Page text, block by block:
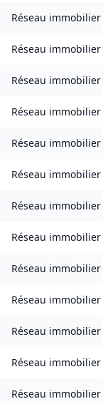
Réseau immobilier
Réseau immobilier
Réseau immobilier
Réseau immobilier
Réseau immobilier
Réseau immobilier
Réseau immobilier
Réseau immobilier
Réseau immobilier
Réseau immobilier
Réseau immobilier
Réseau immobilier
Réseau immobilier